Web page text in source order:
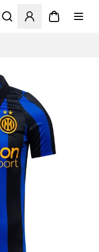
Öffnet ein neues Fenster